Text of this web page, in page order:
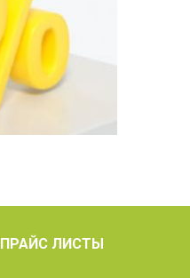
ПРАЙС ЛИСТЫ